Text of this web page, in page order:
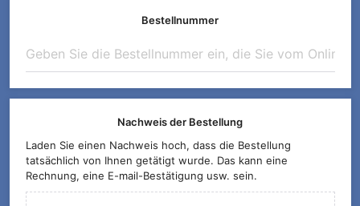
Bestellnummer
Nachweis der Bestellung
Laden Sie einen Nachweis hoch, dass die Bestellung
tatsächlich von Ihnen getätigt wurde. Das kann eine
Rechnung, eine E-mail-Bestätigung usw. sein.